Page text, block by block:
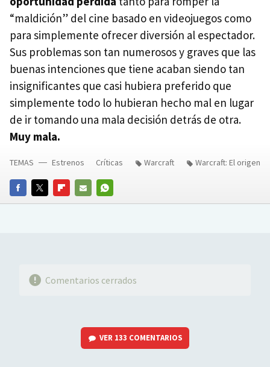
“maldición” del cine basado en videojuegos como
para simplemente ofrecer diversión al espectador.
Sus problemas son tan numerosos y graves que las
buenas intenciones que tiene acaban siendo tan
insignificantes que casi hubiera preferido que
simplemente todo lo hubieran hecho mal en lugar
de ir tomando una mala decisión detrás de otra.
Muy mala.
FACEBOOKTWITTERFLIPBOARD
E-
WHATSAPP
TEMAS Estrenos Críticas Warcraft Warcraft: El origen
Comentarios cerrados
VER 133 COMENTARIOS